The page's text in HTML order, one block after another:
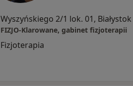
Wyszyńskiego 2/1 lok. 01, Białystok
FIZJO-Klarowane, gabinet fizjoterapii
Fizjoterapia